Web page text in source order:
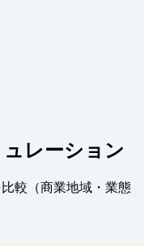
レーション
較（商業地域・業態